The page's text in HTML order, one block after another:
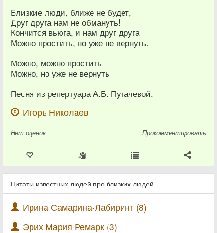
Близкие люди, ближе не будет,
Друг друга нам не обмануть!
Кончится вьюга, и нам друг друга
Можно простить, но уже не вернуть.
Можно, можно простить
Можно, но уже не вернуть
Песня из репертуара А.Б. Пугачевой.
Игорь Николаев
Нет оценок Прокомментировать
Цитаты известных людей про близких людей
Ирина Самарина-Лабиринт (8)
Эрих Мария Ремарк (3)